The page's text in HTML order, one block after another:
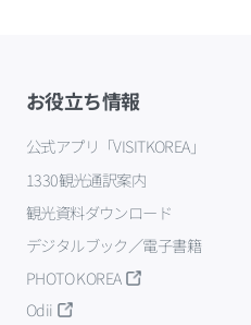
お役立ち情報
公式アプリ「VISITKOREA」
1330観光通訳案内
観光資料ダウンロード
デジタルブック／電子書籍
PHOTO KOREA
Odii